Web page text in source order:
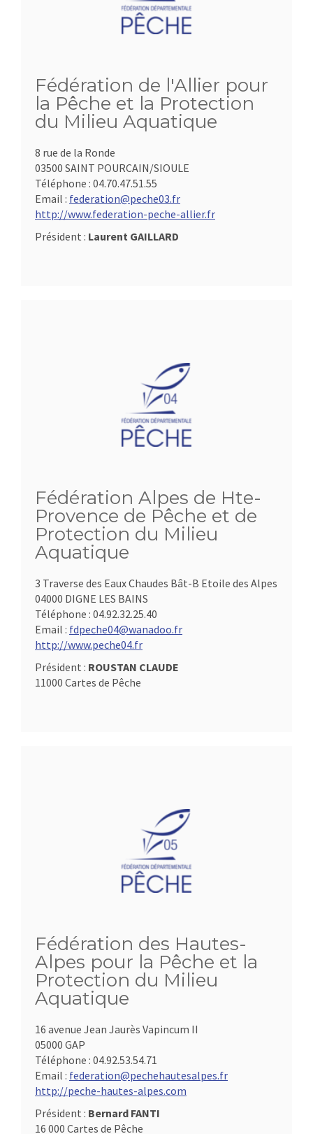
Fédération de l'Allier pour
la Pêche et la Protection
du Milieu Aquatique
8 rue de la Ronde
03500 SAINT POURCAIN/SIOULE
Téléphone : 04.70.47.51.55
Email : federation@peche03.fr
http://www.federation-peche-allier.fr
Président : Laurent GAILLARD
Fédération Alpes de Hte-
Provence de Pêche et de
Protection du Milieu
Aquatique
3 Traverse des Eaux Chaudes Bât-B Etoile des Alpes
04000 DIGNE LES BAINS
Téléphone : 04.92.32.25.40
Email : fdpeche04@wanadoo.fr
http://www.peche04.fr
Président : ROUSTAN CLAUDE
11000 Cartes de Pêche
Fédération des Hautes-
Alpes pour la Pêche et la
Protection du Milieu
Aquatique
16 avenue Jean Jaurès Vapincum II
05000 GAP
Téléphone : 04.92.53.54.71
Email : federation@pechehautesalpes.fr
http://peche-hautes-alpes.com
Président : Bernard FANTI
16 000 Cartes de Pêche